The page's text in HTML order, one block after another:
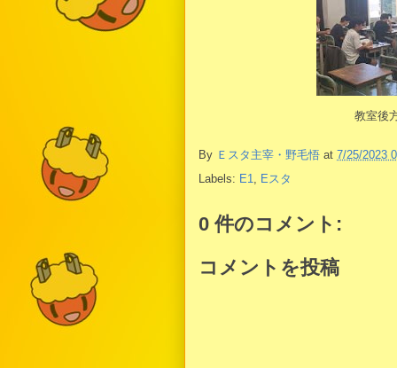
教室後
By Ｅスタ主宰・野毛悟 at 7/25/2023
Labels: E1 Eスタ
0 件のコメント:
コメントを投稿